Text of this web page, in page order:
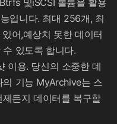
및iSCSI 볼륨을 활용
입니다. 최대 256개, 최
어,예상치 못한 데이터
있도록 합니다.
이용. 당신의 소중한 데
기능 MyArchive는 스
든지 데이터를 복구할